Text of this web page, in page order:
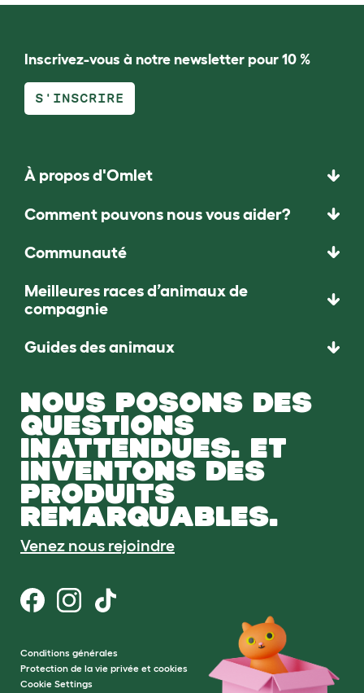
Inscrivez-vous à notre newsletter pour 10 %
S'INSCRIRE
À propos d'Omlet
Comment pouvons nous vous aider?
Communauté
Meilleures races d’animaux de
compagnie
Guides des animaux
NOUS POSONS DES
QUESTIONS
INATTENDUES. ET
INVENTONS DES
PRODUITS
REMARQUABLES.
Venez nous rejoindre
Conditions générales
Protection de la vie privée et cookies
Cookie Settings